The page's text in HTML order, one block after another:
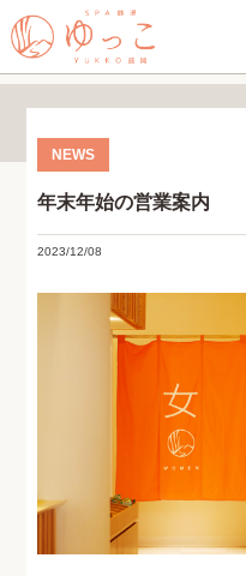
年末年始の営業案内
2023/12/08